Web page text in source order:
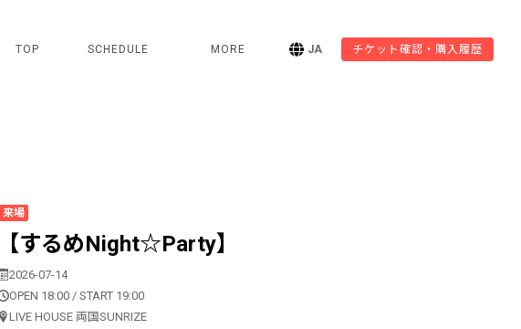
TOP SCHEDULE MORE JA チケット確認・購入履歴
来場
【するめNight☆Party】
2026-07-14
OPEN 18:00 / START 19:00
LIVE HOUSE 両国SUNRIZE